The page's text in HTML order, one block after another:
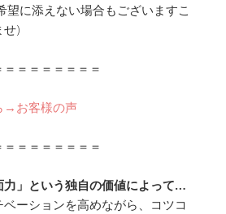
望に添えない場合もございますこ
せ)
＝＝＝＝＝＝＝
→お客様の声
＝＝＝＝＝＝＝
力」という独自の価値によって…
ベーションを高めながら、コツコ